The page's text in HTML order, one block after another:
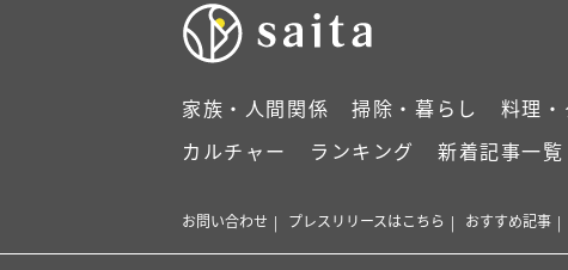
家族・人間関係 掃除・暮らし 料理
カルチャー
ランキング 新着記事一覧
お問い合わせ プレスリリースはこちら おすすめ記事